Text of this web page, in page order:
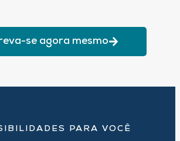
se agora mesmo
PARA VOCÊ